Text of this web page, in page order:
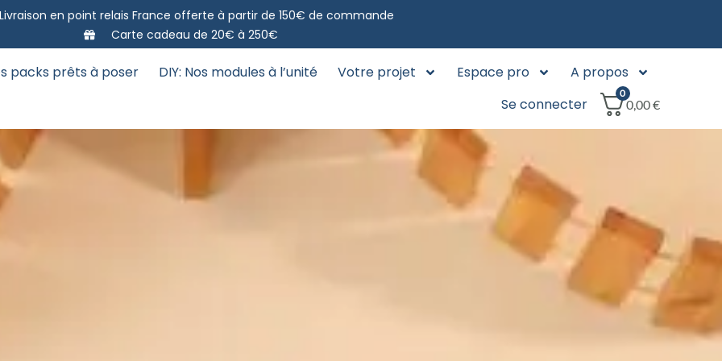
Livraison en point relais France offerte à partir de 150€ de commande
Carte cadeau de 20€ à 250€
packs prêts à poser DIY: Nos modules à l’unité Votre projet Espace pro
A propos
Se connecter
0
0,00€